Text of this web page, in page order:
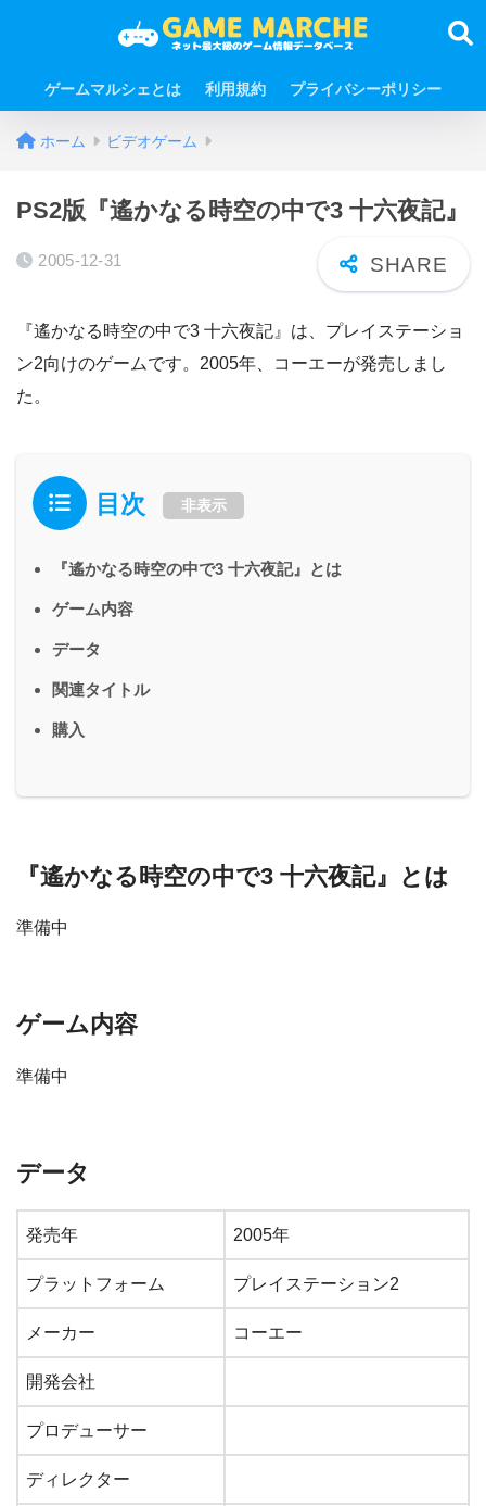
ゲームマルシェとは 利用規約 プライバシーポリシー
ホーム ビデオゲーム
PS2版『遙かなる時空の中で3 十六夜記』
2005-12-31
『遙かなる時空の中で3 十六夜記』は、プレイステーショ
ン2向けのゲームです。2005年、コーエーが発売しまし
た。
目次 非表示
『遙かなる時空の中で3 十六夜記』とは
ゲーム内容
データ
関連タイトル
購入
『遙かなる時空の中で3 十六夜記』とは
準備中
ゲーム内容
準備中
データ
発売年 2005年
プラットフォーム プレイステーション2
メーカー コーエー
開発会社
プロデューサー
ディレクター